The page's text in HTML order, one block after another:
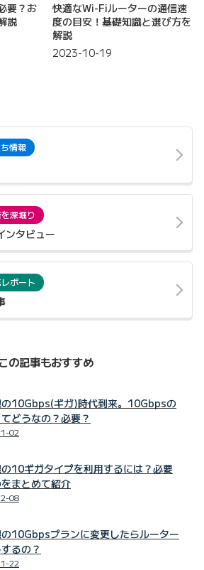
要？お
説
快適なWi-Fiルーターの通信速
度の目安！基礎知識と選び方を
解説
2023-10-19
情報
深堀り
ンタビュー
ポート
の記事もおすすめ
の10Gbps(ギガ)時代到来。10Gbpsの
どうなの？必要？
02
10ギガタイプを利用するには？必要
まとめて紹介
08
10Gbpsプランに変更したらルーター
るの？
22